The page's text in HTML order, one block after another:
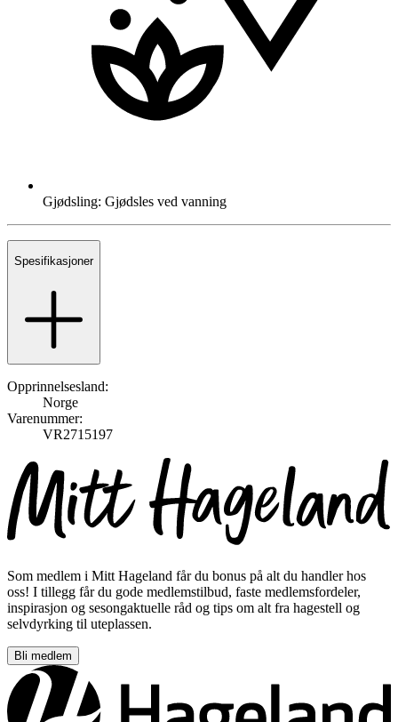
Gjødsling: Gjødsles ved vanning
Spesifikasjoner
Opprinnelsesland:
Norge
Varenummer:
VR2715197
Som medlem i Mitt Hageland får du bonus på alt du handler hos
oss! I tillegg får du gode medlemstilbud, faste medlemsfordeler,
inspirasjon og sesongaktuelle råd og tips om alt fra hagestell og
selvdyrking til uteplassen.
Bli medlem